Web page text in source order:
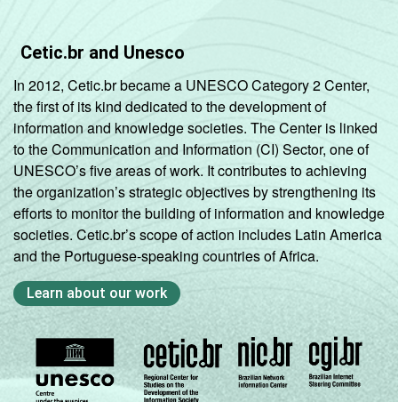
Cetic.br and Unesco
In 2012, Cetic.br became a UNESCO Category 2 Center,
the first of its kind dedicated to the development of
information and knowledge societies. The Center is linked
to the Communication and Information (CI) Sector, one of
UNESCO’s five areas of work. It contributes to achieving
the organization’s strategic objectives by strengthening its
efforts to monitor the building of information and knowledge
societies. Cetic.br’s scope of action includes Latin America
and the Portuguese-speaking countries of Africa.
Learn about our work